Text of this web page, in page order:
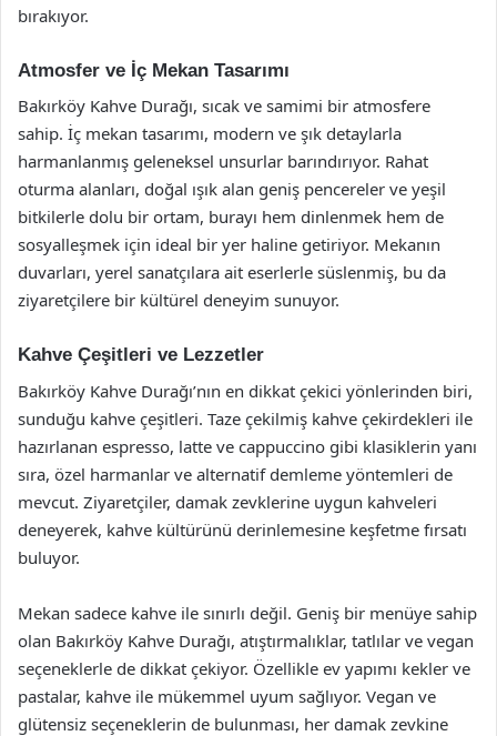
bırakıyor.
Atmosfer ve İç Mekan Tasarımı
Bakırköy Kahve Durağı, sıcak ve samimi bir atmosfere
sahip. İç mekan tasarımı, modern ve şık detaylarla
harmanlanmış geleneksel unsurlar barındırıyor. Rahat
oturma alanları, doğal ışık alan geniş pencereler ve yeşil
bitkilerle dolu bir ortam, burayı hem dinlenmek hem de
sosyalleşmek için ideal bir yer haline getiriyor. Mekanın
duvarları, yerel sanatçılara ait eserlerle süslenmiş, bu da
ziyaretçilere bir kültürel deneyim sunuyor.
Kahve Çeşitleri ve Lezzetler
Bakırköy Kahve Durağı’nın en dikkat çekici yönlerinden biri,
sunduğu kahve çeşitleri. Taze çekilmiş kahve çekirdekleri ile
hazırlanan espresso, latte ve cappuccino gibi klasiklerin yanı
sıra, özel harmanlar ve alternatif demleme yöntemleri de
mevcut. Ziyaretçiler, damak zevklerine uygun kahveleri
deneyerek, kahve kültürünü derinlemesine keşfetme fırsatı
buluyor.
Mekan sadece kahve ile sınırlı değil. Geniş bir menüye sahip
olan Bakırköy Kahve Durağı, atıştırmalıklar, tatlılar ve vegan
seçeneklerle de dikkat çekiyor. Özellikle ev yapımı kekler ve
pastalar, kahve ile mükemmel uyum sağlıyor. Vegan ve
glütensiz seçeneklerin de bulunması, her damak zevkine